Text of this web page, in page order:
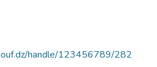
handle/123456789/282